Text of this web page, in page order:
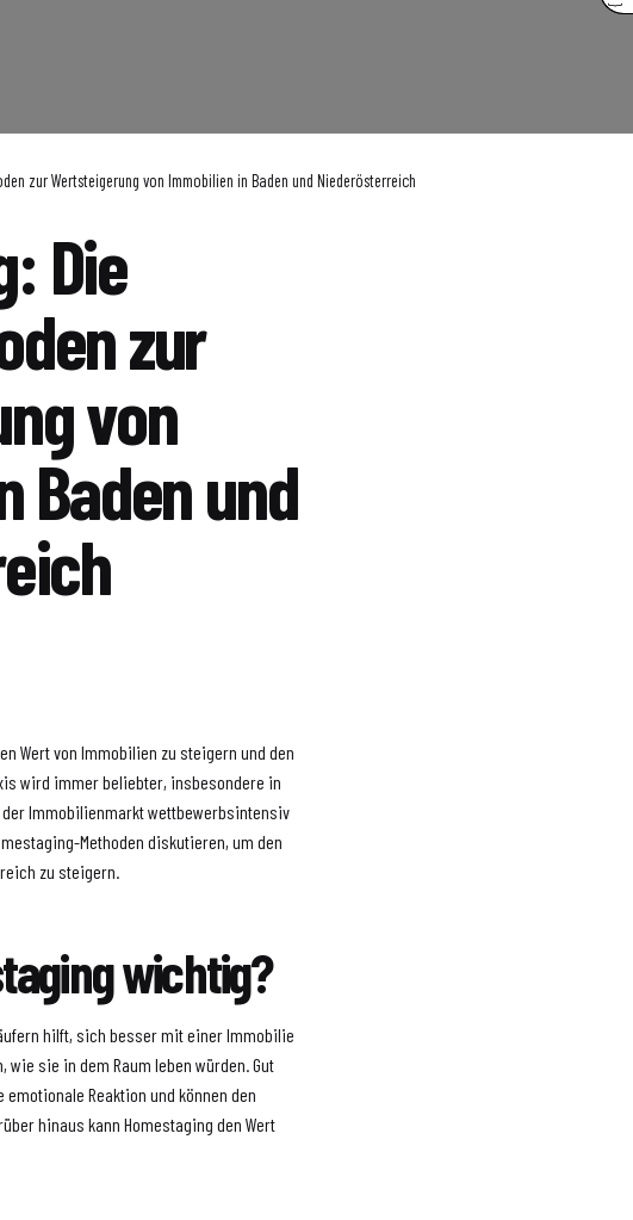
zur Wertsteigerung von Immobilien in Baden und Niederösterreich
Die
zur
von
Baden und
Wert von Immobilien zu steigern und den
wird immer beliebter, insbesondere in
Immobilienmarkt wettbewerbsintensiv
Methoden diskutieren, um den
zu steigern.
wichtig?
hilft, sich besser mit einer Immobilie
sie in dem Raum leben würden. Gut
Reaktion und können den
hinaus kann Homestaging den Wert